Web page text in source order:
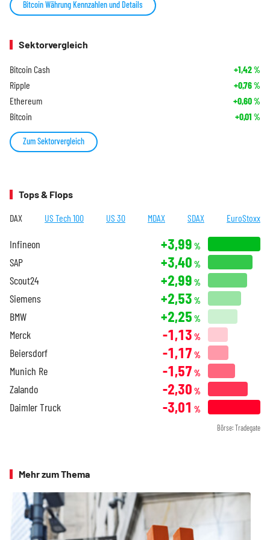
Bitcoin Währung Kennzahlen und Details
Sektorvergleich
Bitcoin Cash +1,42%
Ripple +0,76%
Ethereum +0,60%
Bitcoin +0,01 %
Zum Sektorvergleich
Tops & Flops
DAX US Tech 100 US 30 MDAX SDAX EuroStoxx
Infineon +3,99 %
SAP +3,40 %
Scout24 +2,99 %
Siemens +2,53 %
BMW +2,25 %
Merck -1,13 %
Beiersdorf -1,17 %
Munich Re -1,57 %
Zalando -2,30 %
Daimler Truck -3,01 %
Börse: Tradegate
Mehr zum Thema